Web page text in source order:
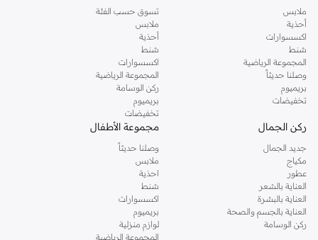
موقع نمشي للتسوق خيارك الأفضل للتسوق اون لاين.
ملابس
أحذية
اكسسوارات
شنط
المجموعة الرياضية
وصلنا حديثاً
بريميوم
تخفيضات
تسوق حسب الفئة
ملابس
أحذية
شنط
اكسسوارات
المجموعة الرياضية
ركن الوسامة
بريميوم
تخفيضات
ركن الجمال
جديد الجمال
مكياج
عطور
العناية بالشعر
العناية بالبشرة
العناية بالجسم والصحة
ركن الوسامة
مجموعة الأطفال
وصلنا حديثاً
ملابس
احذية
شنط
اكسسوارات
بريميوم
لوازم منزلية
المجموعة الرياضية